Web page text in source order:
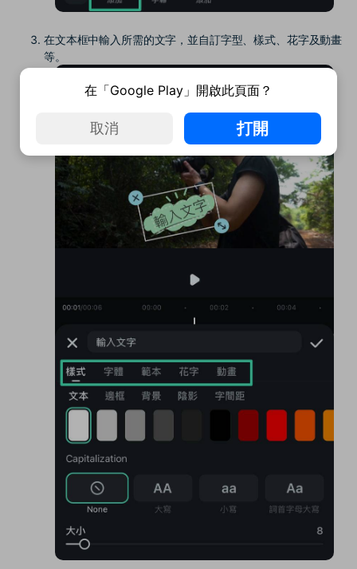
在文本框中輸入所需的文字，並自訂字型、樣式、花字及動畫
等。
在「Google Play」開啟此頁面？
取消 打開